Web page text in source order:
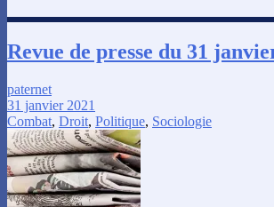
Revue de presse du 31
paternet
31 janvier 2021
Combat, Droit, Politique, Sociologie